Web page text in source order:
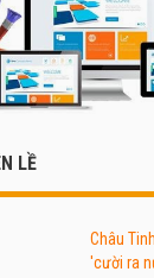
LỀ
Châu
'cười ra